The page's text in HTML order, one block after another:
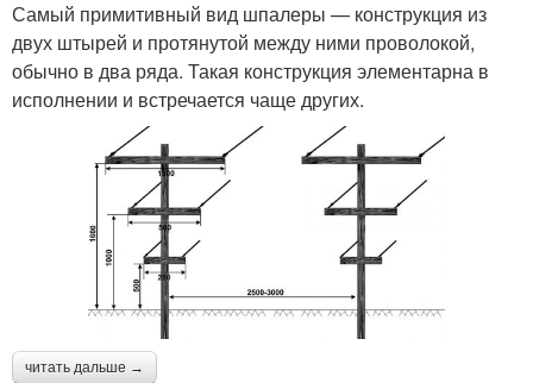
Самый примитивный вид шпалеры — конструкция из
двух штырей и протянутой между ними проволокой,
обычно в два ряда. Такая конструкция элементарна в
исполнении и встречается чаще других.
читать дальше →